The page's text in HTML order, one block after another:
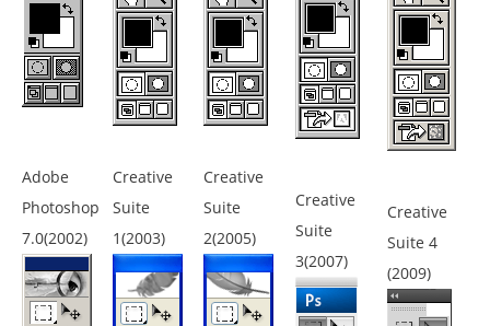
Adobe
Photoshop
7.0(2002)
Creative
Suite
1(2003)
Creative
Suite
2(2005)
Creative
Suite
3(2007)
Creative
Suite 4
(2009)